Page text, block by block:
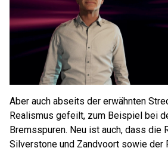
Aber auch abseits der erwähnten
Realismus gefeilt, zum Beispiel bei
Bremsspuren. Neu ist auch, dass die
Silverstone und Zandvoort sowie der